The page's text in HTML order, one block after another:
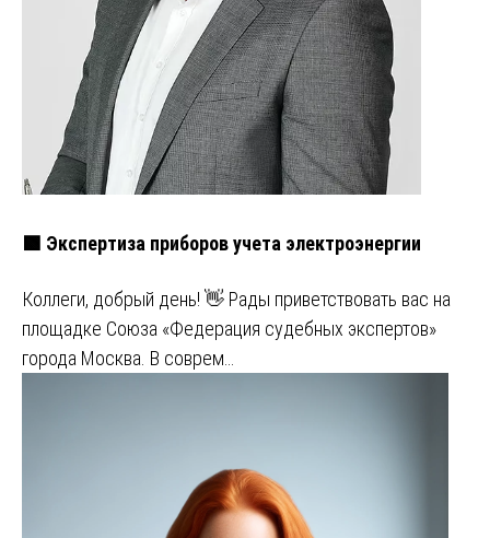
🟩 Экспертиза приборов учета электроэнергии
Коллеги, добрый день! 👋 Рады приветствовать вас на
площадке Союза «Федерация судебных экспертов»
города Москва. В соврем…